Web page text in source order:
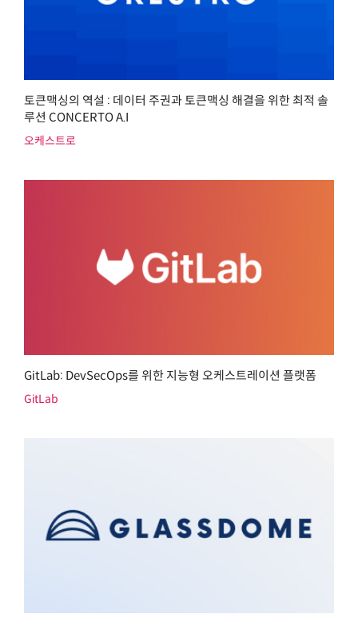
토큰맥싱의 역설 : 데이터 주권과 토큰맥싱 해결을 위한 최적 솔
루션 CONCERTO A.I
오케스트로
GitLab: DevSecOps를 위한 지능형 오케스트레이션 플랫폼
GitLab